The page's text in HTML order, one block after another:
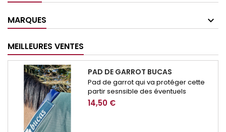
MARQUES
MEILLEURES VENTES
PAD DE GARROT BUCAS
Pad de garrot qui va protéger cette
partir sesnsible des éventuels
frottement de couverture.
14,50 €